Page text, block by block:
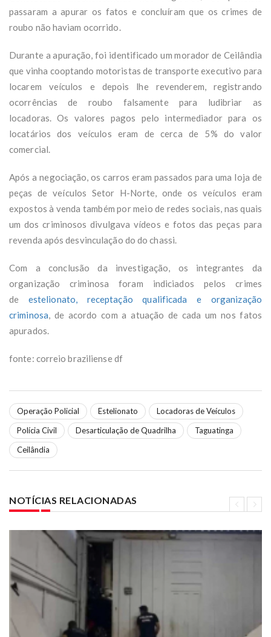
passaram a apurar os fatos e concluíram que os crimes de
roubo não haviam ocorrido.
Durante a apuração, foi identificado um morador de Ceilândia
que vinha cooptando motoristas de transporte executivo para
locarem veículos e depois lhe revenderem, registrando
ocorrências de roubo falsamente para ludibriar as
locadoras. Os valores pagos pelo intermediador para os
locatários dos veículos eram de cerca de 5% do valor
comercial.
Após a negociação, os carros eram passados para uma loja de
peças de veículos Setor H-Norte, onde os veículos eram
expostos à venda também por meio de redes sociais, nas quais
um dos criminosos divulgava vídeos e fotos das peças para
revenda após desvinculação do do chassi.
Com a conclusão da investigação, os integrantes da
organização criminosa foram indiciados pelos crimes
de estelionato, receptação qualificada e organização
criminosa , de acordo com a atuação de cada um nos fatos
apurados.
fonte: correio braziliense df
Operação Policial Estelionato
Locadoras de Veículos
Polícia Civil
Desarticulação de Quadrilha
Taguatinga
Ceilândia
NOTÍCIAS RELACIONADAS